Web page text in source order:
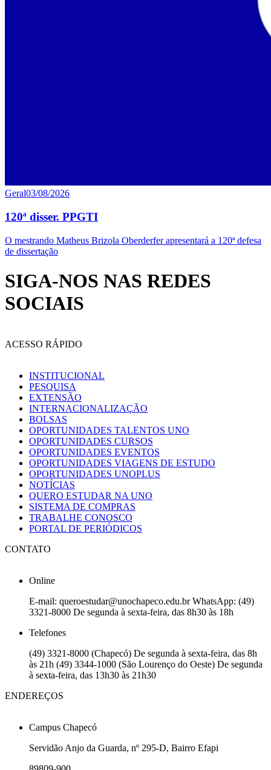
Geral03/08/2026
120ª disser. PPGTI
O mestrando Matheus Brizola Oberderfer apresentará a 120ª defesa
de dissertação
SIGA-NOS NAS REDES
SOCIAIS
ACESSO RÁPIDO
INSTITUCIONAL
PESQUISA
EXTENSÃO
INTERNACIONALIZAÇÃO
BOLSAS
OPORTUNIDADES TALENTOS UNO
OPORTUNIDADES CURSOS
OPORTUNIDADES EVENTOS
OPORTUNIDADES VIAGENS DE ESTUDO
OPORTUNIDADES UNOPLUS
NOTÍCIAS
QUERO ESTUDAR NA UNO
SISTEMA DE COMPRAS
TRABALHE CONOSCO
PORTAL DE PERIÓDICOS
CONTATO
Online
E-mail: queroestudar@unochapeco.edu.br WhatsApp: (49)
3321-8000 De segunda à sexta-feira, das 8h30 às 18h
Telefones
(49) 3321-8000 (Chapecó) De segunda à sexta-feira, das 8h
às 21h (49) 3344-1000 (São Lourenço do Oeste) De segunda
à sexta-feira, das 13h30 às 21h30
ENDEREÇOS
Campus Chapecó
Servidão Anjo da Guarda, nº 295-D, Bairro Efapi